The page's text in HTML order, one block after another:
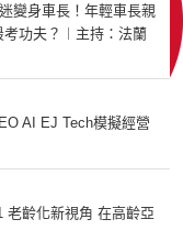
變身車長！年輕車長親
功夫？︱主持：法蘭
AI EJ Tech模擬經營
老齡化新視角 在高齡亞